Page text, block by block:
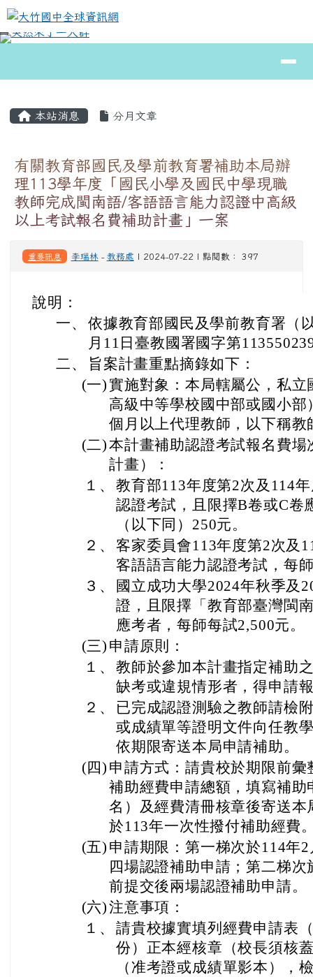
跳至主內容區
大竹國中全球資訊網
⏸
本站消息 分月文章
有關教育部國民及學前教育署補助本局辦
理113學年度「國民小學及國民中學現職
教師完成閩南語/客語語言能力認證中高級
以上考試報名費補助計畫」一案
重要訊息 李瑞林- 教務處 | 2024-07-22 | 點閱數： 397
說明：
一、 依據教育部國民及學前教育署（
月11日臺教國署國字第
二、
旨案計畫重點摘錄如下：
(一)實施對象：本局轄屬公，私
高級中等學校國中部或國小
個月以上代理教師，以下稱教
(二)本計畫補助認證考試報名費
計畫）：
１、 教育部113年度第2次及114
認證考試，且限擇B卷或C卷
（以下同）250元。
２、 客家委員會113年度第2次及
客語語言能力認證考試，每
３、
國立成功大學2024年秋季及
證，且限擇「教育部臺灣閩
應考者，每師每試2,500元。
(三) 申請原則：
１、 教師於參加本計畫指定補助
缺考或違規情形者，得申請
２、
已完成認證測驗之教師請檢
或成績單等證明文件向任教
依期限寄送本局申請補助。
(四) 申請方式：請貴校於期限前
補助經費申請總額，填寫補
名）及經費清冊核章後寄送
於113年一次性撥付補助經費
(五) 申請期限：第一梯次於114年
四場認證補助申請；第二梯
前提交後兩場認證補助申請。
(六)注意事項：
１、 請貴校據實填列經費申請表
份）正本經核章（校長須核
（准考證或成績單影本），